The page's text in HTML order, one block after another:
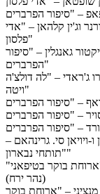
וג'ין קלהאן – "אדי
פלסון"
גאנגלין – "סיפור
הפרברים"
ג'ראדי – "לה דולצ'ה
ויטה"
ו-ויויאן סי. גרינהאם –
"תותחי נבארון"
"ארוחת בוקר בטיפאני"
(נהר ירח)
מנציני – "ארוחת בוקר